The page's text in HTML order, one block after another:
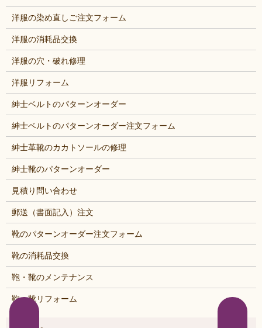
洋服の染め直しご注文フォーム
洋服の消耗品交換
洋服の穴・破れ修理
洋服リフォーム
紳士ベルトのパターンオーダー
紳士ベルトのパターンオーダー注文フォーム
紳士革靴のカカトソールの修理
紳士靴のパターンオーダー
見積り問い合わせ
郵送（書面記入）注文
靴のパターンオーダー注文フォーム
靴の消耗品交換
鞄・靴のメンテナンス
鞄・靴リフォーム